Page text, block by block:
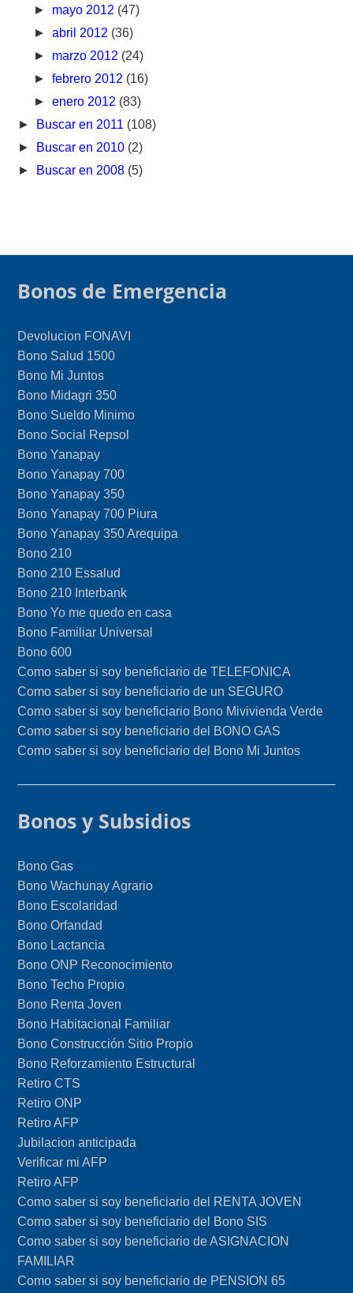
► mayo 2012 (47)
► abril 2012 (36)
► marzo 2012 (24)
► febrero 2012 (16)
► enero 2012 (83)
► Buscar en 2011 (108)
► Buscar en 2010 (2)
► Buscar en 2008 (5)
Bonos de Emergencia
Devolucion FONAVI
Bono Salud 1500
Bono Mi Juntos
Bono Midagri 350
Bono Sueldo Minimo
Bono Social Repsol
Bono Yanapay
Bono Yanapay 700
Bono Yanapay 350
Bono Yanapay 700 Piura
Bono Yanapay 350 Arequipa
Bono 210
Bono 210 Essalud
Bono 210 Interbank
Bono Yo me quedo en casa
Bono Familiar Universal
Bono 600
Como saber si soy beneficiario de TELEFONICA
Como saber si soy beneficiario de un SEGURO
Como saber si soy beneficiario Bono Mivivienda Verde
Como saber si soy beneficiario del BONO GAS
Como saber si soy beneficiario del Bono Mi Juntos
Bonos y Subsidios
Bono Gas
Bono Wachunay Agrario
Bono Escolaridad
Bono Orfandad
Bono Lactancia
Bono ONP Reconocimiento
Bono Techo Propio
Bono Renta Joven
Bono Habitacional Familiar
Bono Construcción Sitio Propio
Bono Reforzamiento Estructural
Retiro CTS
Retiro ONP
Retiro AFP
Jubilacion anticipada
Verificar mi AFP
Retiro AFP
Como saber si soy beneficiario del RENTA JOVEN
Como saber si soy beneficiario del Bono SIS
Como saber si soy beneficiario de ASIGNACION
FAMILIAR
Como saber si soy beneficiario de PENSION 65